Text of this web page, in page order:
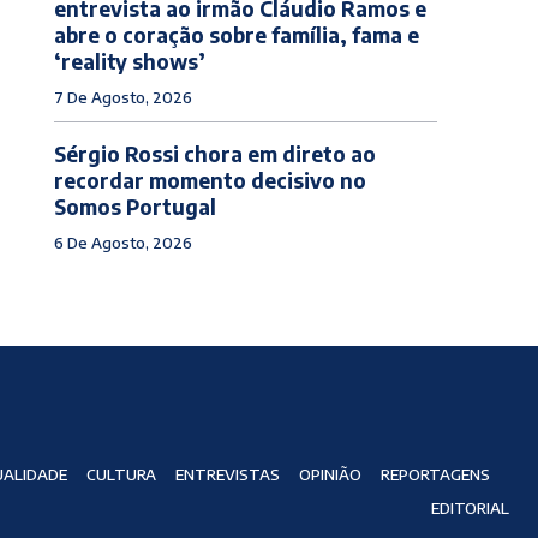
entrevista ao irmão Cláudio Ramos e
abre o coração sobre família, fama e
‘reality shows’
7 De Agosto, 2026
Sérgio Rossi chora em direto ao
recordar momento decisivo no
Somos Portugal
6 De Agosto, 2026
CULTURA ENTREVISTAS OPINIÃO
REPORTAGENS
EDITORIAL